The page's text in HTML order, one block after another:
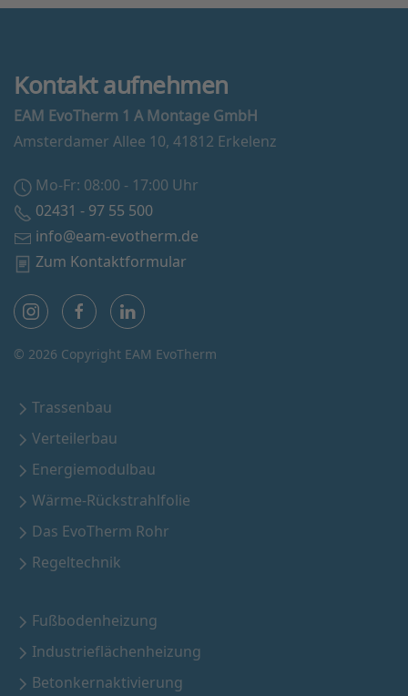
Kontakt aufnehmen
EAM EvoTherm 1 A Montage GmbH
Amsterdamer Allee 10, 41812 Erkelenz
Mo-Fr: 08:00 - 17:00 Uhr
02431 - 97 55 500
info@eam-evotherm.de
Zum Kontaktformular
© 2026 Copyright EAM EvoTherm
Trassenbau
Verteilerbau
Energiemodulbau
Wärme-Rückstrahlfolie
Das EvoTherm Rohr
Regeltechnik
Fußbodenheizung
Industrieflächenheizung
Betonkernaktivierung